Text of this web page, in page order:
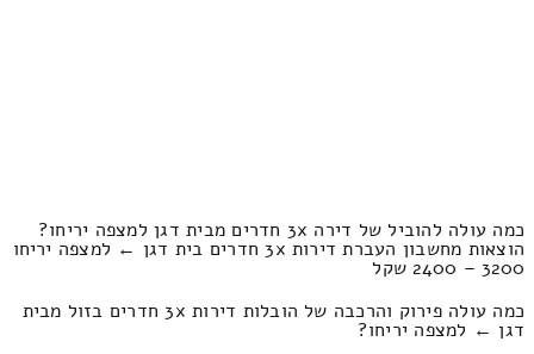
כמה עולה להוביל של דירה 3x חדרים מבית דגן למצפה יריחו?
הוצאות מחשבון העברת דירות 3x חדרים בית דגן ← למצפה יריחו
3200 – 2400 שקל
כמה עולה פירוק והרכבה של הובלות דירות 3x חדרים בזול מבית
דגן ← למצפה יריחו?